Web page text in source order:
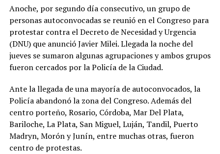
Anoche, por segundo día consecutivo, un grupo de
personas autoconvocadas se reunió en el Congreso para
protestar contra el Decreto de Necesidad y Urgencia
(DNU) que anunció Javier Milei. Llegada la noche del
jueves se sumaron algunas agrupaciones y ambos grupos
fueron cercados por la Policía de la Ciudad.
Ante la llegada de una mayoría de autoconvocados, la
Policía abandonó la zona del Congreso. Además del
centro porteño, Rosario, Córdoba, Mar Del Plata,
Bariloche, La Plata, San Miguel, Luján, Tandil, Puerto
Madryn, Morón y Junín, entre muchas otras, fueron
centro de protestas.